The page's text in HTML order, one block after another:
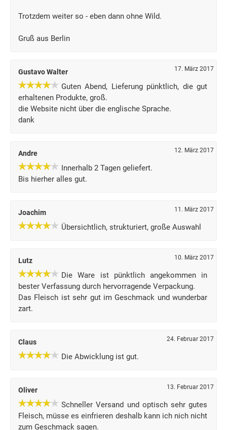
Trotzdem weiter so - eben dann ohne Wild.
Gruß aus Berlin
Gustavo Walter 17. März 2017
Guten Abend, Lieferung pünktlich, die gut
erhaltenen Produkte, groß.
die Website nicht über die englische Sprache.
dank
Andre 12. März 2017
Innerhalb 2 Tagen geliefert.
Bis hierher alles gut.
Joachim 11. März 2017
Übersichtlich, strukturiert, große Auswahl
Lutz 10. März 2017
Die Ware ist pünktlich angekommen in
bester Verfassung durch hervorragende Verpackung.
Das Fleisch ist sehr gut im Geschmack und wunderbar
zart.
Claus 24. Februar 2017
Die Abwicklung ist gut.
Oliver 13. Februar 2017
Schneller Versand und optisch sehr gutes
Fleisch, müsse es einfrieren deshalb kann ich nich nicht
zum Geschmack sagen.